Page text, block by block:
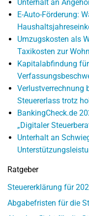
Unterhalt an
E-Auto-Förderung:
Umzugskosten als
Taxikosten zur
Kapitalabfindung
Verlustverrechnung
Steuererlass trotz
BankingCheck.de
„Digitaler
Unterhalt an
Ratgeber
Steuererklärung für
Abgabefristen für die